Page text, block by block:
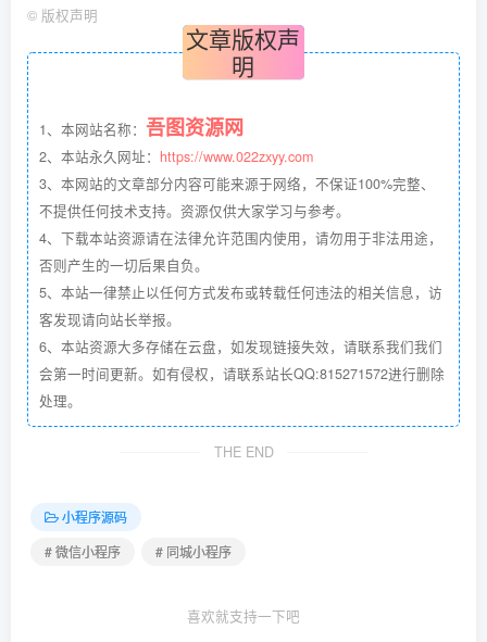
© 版权声明
文章版权声
明
1、本网站名称： 吾图资源网
2、本站永久网址： https://www.022zxyy.com
3、本网站的文章部分内容可能来源于网络，不保证100%完整、
不提供任何技术支持。资源仅供大家学习与参考。
4、下载本站资源请在法律允许范围内使用，请勿用于非法用途，
否则产生的一切后果自负。
5、本站一律禁止以任何方式发布或转载任何违法的相关信息，访
客发现请向站长举报。
6、本站资源大多存储在云盘，如发现链接失效，请联系我们我们
会第一时间更新。如有侵权，请联系站长QQ:815271572进行删除
处理。
THE END
小程序源码
# 微信小程序
# 同城小程序
喜欢就支持一下吧